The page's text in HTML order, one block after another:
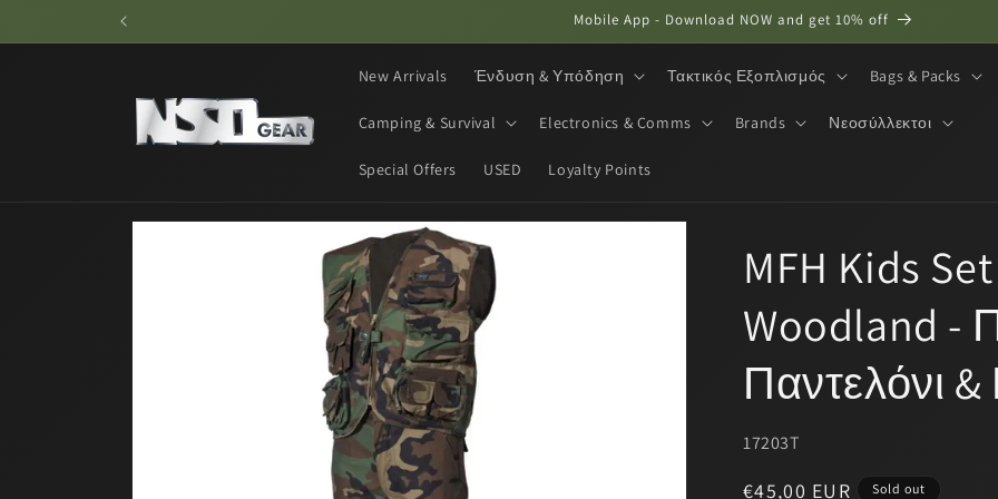
Mobile App - Download NOW and get 10% off
New Arrivals Ένδυση & Υπόδηση Τακτικός Εξοπλισμός Bags & Packs
Camping & Survival Electronics & Comms Brands Νεοσύλλεκτοι
Special Offers USED Loyalty Points
Skip to
MFH Kids
Woodland -
Παντελόνι &
SKU:
17203T
Regular
€45,00 EUR Sold out